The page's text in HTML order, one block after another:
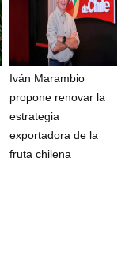
Iván Marambio
propone renovar la
estrategia
exportadora de la
fruta chilena